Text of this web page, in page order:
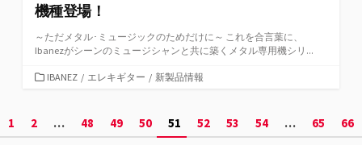
機種登場！
～ただメタル･ミュージックのためだけに～ これを合言葉に、
Ibanezがシーンのミュージシャンと共に築くメタル専用機シリ...
カ
ー
IBANEZ / エレキギター / 新製品情報
投
1 2 … 48 49 50 51 52 53 54 … 65 66